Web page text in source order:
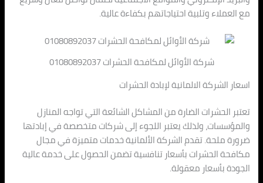
مع العملاء وتلبية احتياجاتهم بكفاءة عالية.
شركة الأوائل لمكافحة الحشرات 01080892037
اسعار الشركة الالمانية لإبادة الحشرات
تعتبر الحشرات الضارة من المشاكل الشائعة التي تواجه المنازل
والمؤسسات، ولذلك يعتبر اللجوء إلى شركات متخصصة في إبادتها
ضرورة ملحة. تقدم الشركة الألمانية خدمات متميزة في مجال
مكافحة الحشرات بأسعار تنافسية تضمن الحصول على خدمة عالية
الجودة بأسعار معقولة.